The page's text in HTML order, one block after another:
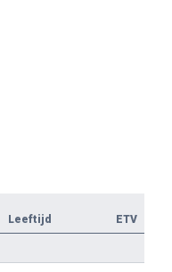
Leeftijd ETV